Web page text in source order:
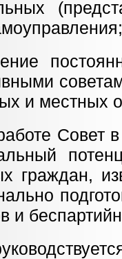
и местных
Совет
граждан,
и